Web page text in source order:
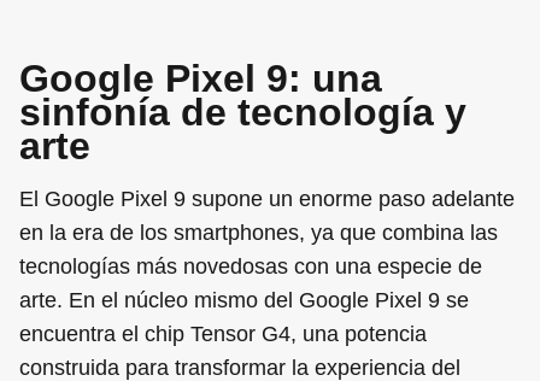
Google Pixel 9: una
sinfonía de tecnología y
arte
El Google Pixel 9 supone un enorme paso adelante
en la era de los smartphones, ya que combina las
tecnologías más novedosas con una especie de
arte. En el núcleo mismo del Google Pixel 9 se
encuentra el chip Tensor G4, una potencia
construida para transformar la experiencia del